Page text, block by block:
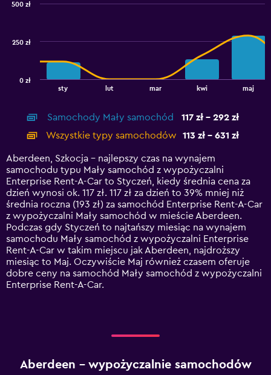
displaying
categories.
Range:
14
categories.
The
chart
has
1
Y
axis
displaying
values.
Range:
0
to
sty lut mar kwi maj
0 zł
250 zł
500 zł
Samochody Mały samochód
117 zł - 292 zł
Wszystkie typy samochodów
113 zł - 631 zł
Aberdeen, Szkocja – najlepszy czas na wynajem
samochodu typu Mały samochód z wypożyczalni
Enterprise Rent-A-Car to Styczeń, kiedy średnia cena za
dzień wynosi ok. 117 zł. 117 zł za dzień to 39% mniej niż
średnia roczna (193 zł) za samochód Enterprise Rent-A-Car
z wypożyczalni Mały samochód w mieście Aberdeen.
Podczas gdy Styczeń to najtańszy miesiąc na wynajem
samochodu Mały samochód z wypożyczalni Enterprise
Rent-A-Car w takim miejscu jak Aberdeen, najdroższy
miesiąc to Maj. Oczywiście Maj również czasem oferuje
dobre ceny na samochód Mały samochód z wypożyczalni
Enterprise Rent-A-Car.
Aberdeen – wypożyczalnie samochodów